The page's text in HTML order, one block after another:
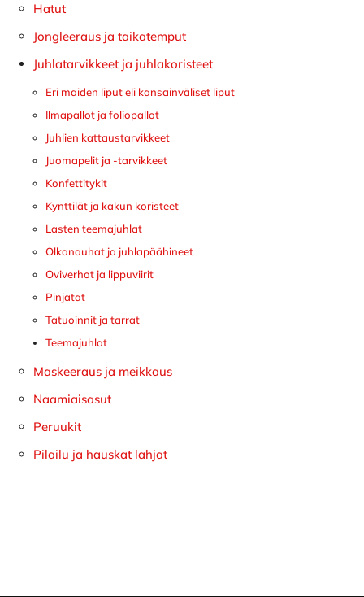
Hatut
Jongleeraus ja taikatemput
Juhlatarvikkeet ja juhlakoristeet
Eri maiden liput eli kansainväliset liput
Ilmapallot ja foliopallot
Juhlien kattaustarvikkeet
Juomapelit ja -tarvikkeet
Konfettitykit
Kynttilät ja kakun koristeet
Lasten teemajuhlat
Olkanauhat ja juhlapäähineet
Oviverhot ja lippuviirit
Pinjatat
Tatuoinnit ja tarrat
Teemajuhlat
Maskeeraus ja meikkaus
Naamiaisasut
Peruukit
Pilailu ja hauskat lahjat